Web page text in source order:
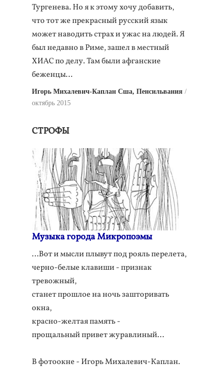
Тургенева. Но я к этому хочу добавить,
что тот же прекрасный русский язык
может наводить страх и ужас на людей. Я
был недавно в Риме, зашел в местный
ХИАС по делу. Там были афганские
беженцы…
Игорь Михалевич-Каплан Сша, Пенсильвания
октябрь 2015
СТРОФЫ
Музыка города Микропоэмы
…Вот и мысли плывут под рояль перелета,
черно-белые клавиши - признак
тревожный,
станет прошлое на ночь зашторивать
окна,
красно-желтая память -
прощальный привет журавлиный...
В фотоокне - Игорь Михалевич-Каплан.